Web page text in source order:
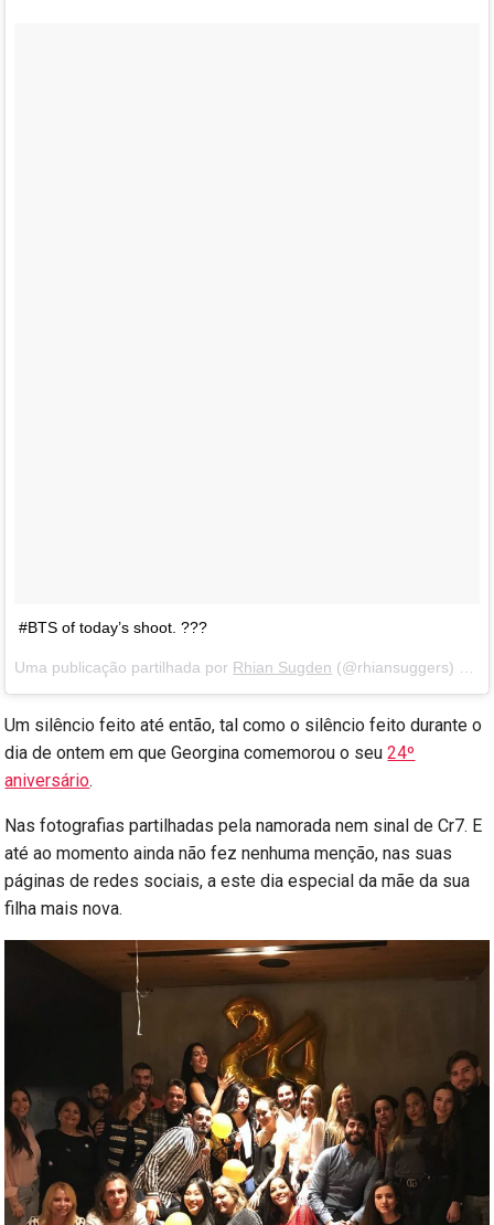
#BTS of today’s shoot. ???
Uma publicação partilhada por Rhian Sugden (@rhiansuggers) a
Um silêncio feito até então, tal como o silêncio feito durante o
dia de ontem em que Georgina comemorou o seu24º
aniversário.
Nas fotografias partilhadas pela namorada nem sinal de Cr7. E
até ao momento ainda não fez nenhuma menção, nas suas
páginas de redes sociais, a este dia especial da mãe da sua
filha mais nova.